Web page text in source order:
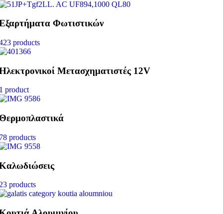
Φωτιστικών
products
Μετασχηματιστές 12V
product
products
products